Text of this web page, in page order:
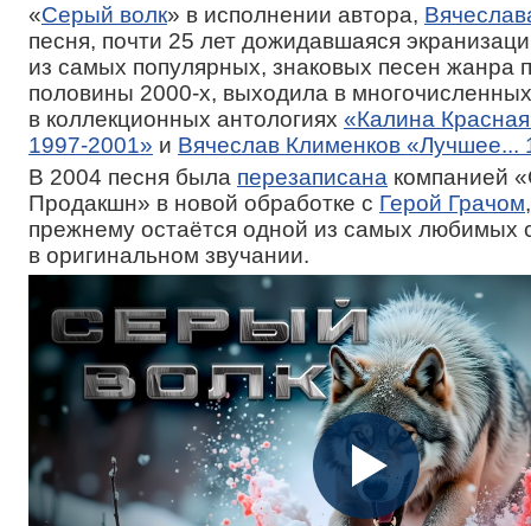
«Серый волк» в исполнении автора,
песня, почти 25 лет дожидавшаяся
из самых популярных, знаковых песен жанра
половины 2000-х, выходила в
в коллекционных антологиях «Калина
1997-2001» и Вячеслав Клименков «Лучшее...
В 2004 песня была перезаписана компанией
Продакшн» в новой обработке с Герой Грачом
прежнему остаётся одной из самых любимых
в оригинальном звучании.